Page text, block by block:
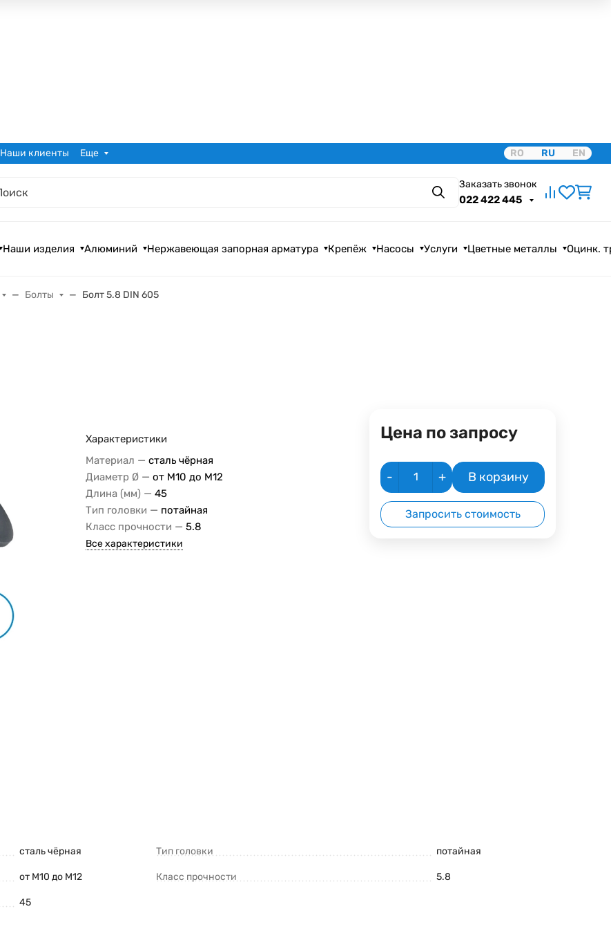
Наши клиенты Еще RO RU EN
Поиск
Заказать звонок
022 422 445
Наши изделия Алюминий Нержавеющая запорная арматура Крепёж Насосы Услуги Цветные металлы Оцинк.
Болты Болт 5.8 DIN 605
Характеристики
Материал — сталь чёрная
Диаметр Ø — от М10 до М12
Длина (мм) — 45
Тип головки — потайная
Класс прочности — 5.8
Все характеристики
Цена по запросу
- + В корзину
Запросить стоимость
сталь чёрная
от М10 до М12
45
Тип головки потайная
Класс прочности 5.8